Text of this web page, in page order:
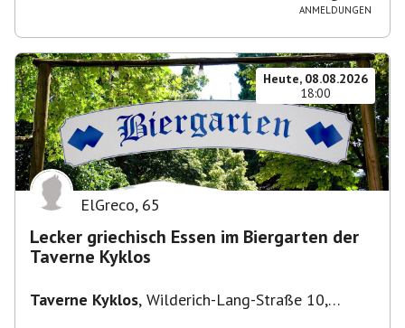
ANMELDUNGEN
Heute, 08.08.2026
18:00
ElGreco, 65
Lecker griechisch Essen im Biergarten der
Taverne Kyklos
Taverne Kyklos, Wilderich-Lang-Straße 10,